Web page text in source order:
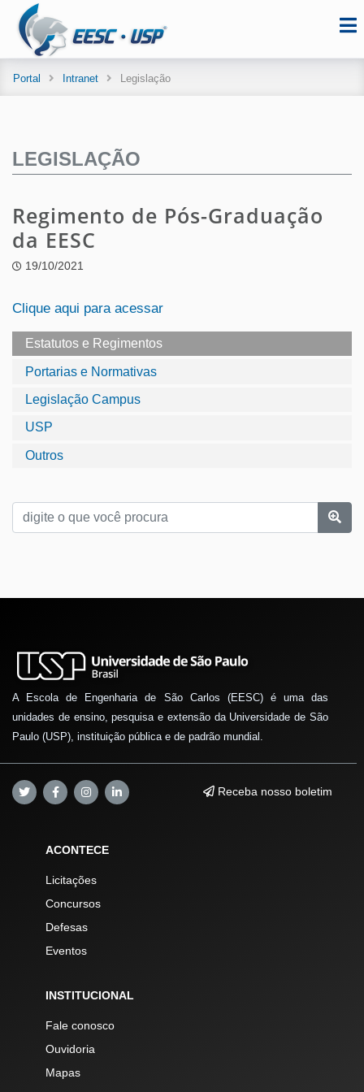
Portal Intranet Legislação
Estatutos e Regimentos
Portarias e Normativas
Legislação Campus
USP
Outros
LEGISLAÇÃO
Regimento de Pós-Graduação
da EESC
19/10/2021
Clique aqui para acessar
A Escola de Engenharia de São Carlos (EESC) é uma das
unidades de ensino, pesquisa e extensão da Universidade de São
Paulo (USP), instituição pública e de padrão mundial.
Receba nosso boletim
ACONTECE
Licitações
Concursos
Defesas
Eventos
INSTITUCIONAL
Fale conosco
Ouvidoria
Mapas